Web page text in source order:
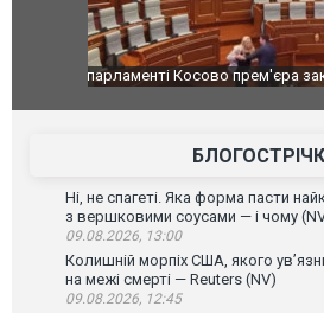
яйцямиПриїхав за паспортом та
зіркового футболіста
Ні, не спагеті. Яка форма пасти
з вершковими соусами — і чому
09.08.2026, 13:00
Колишній морпіх США, якого
на межі смерті — Reuters (NV)
09.08.2026, 12:45